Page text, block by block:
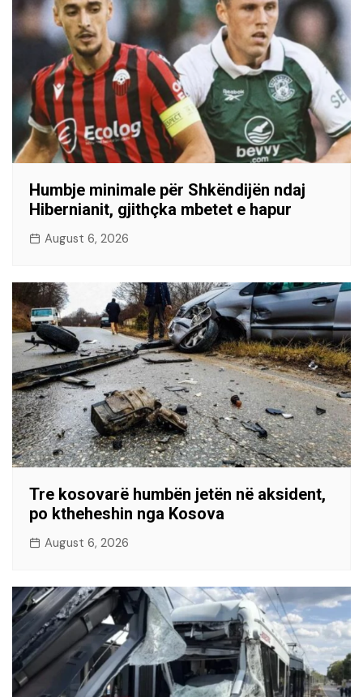
Humbje minimale për Shkëndijën ndaj
Hibernianit, gjithçka mbetet e hapur
August 6, 2026
Tre kosovarë humbën jetën në aksident,
po ktheheshin nga Kosova
August 6, 2026